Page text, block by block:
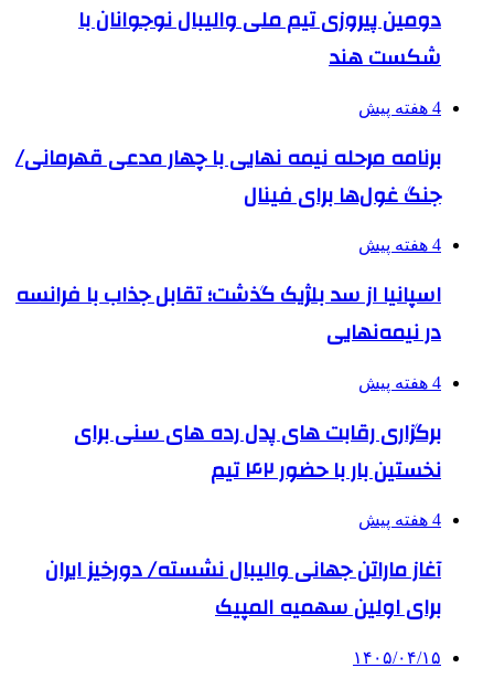
دومین پیروزی تیم ملی والیبال نوجوانان با
شکست هند
4 هفته پیش
برنامه مرحله نیمه نهایی با چهار مدعی قهرمانی/
جنگ غول‌ها برای فینال
4 هفته پیش
اسپانیا از سد بلژیک گذشت؛ تقابل جذاب با فرانسه
در نیمه‌نهایی
4 هفته پیش
برگزاری رقابت های پدل رده های سنی برای
نخستین بار با حضور ۴۲ تیم
4 هفته پیش
آغاز ماراتن جهانی والیبال نشسته/ دورخیز ایران
برای اولین سهمیه المپیک
۱۴۰۵/۰۴/۱۵